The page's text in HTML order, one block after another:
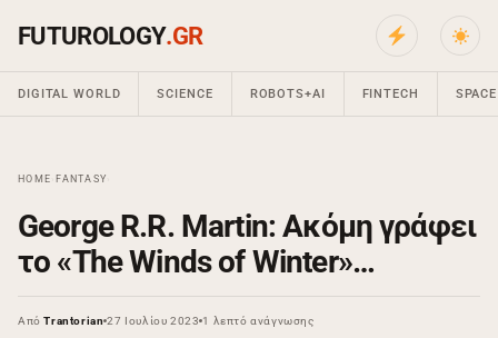
FUTUROLOGY.GR
DIGITAL WORLD SCIENCE ROBOTS+AI FINTECH SPACE
HOME FANTASY
George R.R. Martin: Ακόμη γράφει
το «The Winds of Winter»…
ΑπόTrantorian 27 Ιουλίου 2023 1 λεπτό ανάγνωσης